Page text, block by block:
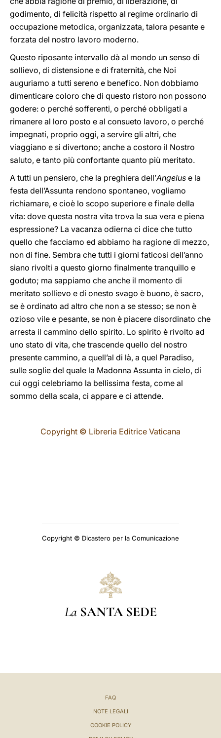
godimento, di felicità rispetto al regime ordinario di
occupazione metodica, organizzata, talora pesante e
forzata del nostro lavoro moderno.
Questo riposante intervallo dà al mondo un senso di
sollievo, di distensione e di fraternità, che Noi
auguriamo a tutti sereno e benefico. Non dobbiamo
dimenticare coloro che di questo ristoro non possono
godere: o perché sofferenti, o perché obbligati a
rimanere al loro posto e al consueto lavoro, o perché
impegnati, proprio oggi, a servire gli altri, che
viaggiano e si divertono; anche a costoro il Nostro
saluto, e tanto più confortante quanto più meritato.
A tutti un pensiero, che la preghiera dell’Angelus e la
festa dell’Assunta rendono spontaneo, vogliamo
richiamare, e cioè lo scopo superiore e finale della
vita: dove questa nostra vita trova la sua vera e piena
espressione? La vacanza odierna ci dice che tutto
quello che facciamo ed abbiamo ha ragione di mezzo,
non di fine. Sembra che tutti i giorni faticosi dell’anno
siano rivolti a questo giorno finalmente tranquillo e
goduto; ma sappiamo che anche il momento di
meritato sollievo e di onesto svago è buono, è sacro,
se è ordinato ad altro che non a se stesso; se non è
ozioso vile e pesante, se non è piacere disordinato che
arresta il cammino dello spirito. Lo spirito è rivolto ad
uno stato di vita, che trascende quello del nostro
presente cammino, a quell’al di là, a quel Paradiso,
sulle soglie del quale la Madonna Assunta in cielo, di
cui oggi celebriamo la bellissima festa, come al
sommo della scala, ci appare e ci attende.
Copyright © Libreria Editrice Vaticana
Copyright © Dicastero per la Comunicazione
La SANTA SEDE
FAQ
NOTE LEGALI
COOKIE POLICY